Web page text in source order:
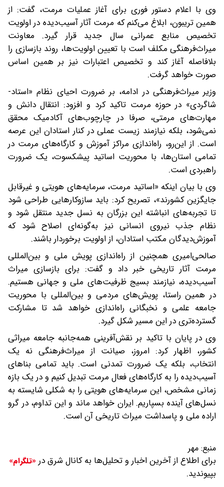
وی با اعلام دستور فوری برای آغاز عملیات مرمت، گفت: از
همین تریبون، ابلاغ می‌کنم که مرمت آثار آسیب‌دیده در اولویت
تخصیص منابع عمرانی سال جدید قرار گیرد. معاونت
میراث‌فرهنگی مکلف است با تعیین اولویت‌ها، روند بازسازی را
بلافاصله آغاز کند و تخصیص اعتبارات نیز بر همین اساس
صورت خواهد گرفت.
وزیر میراث‌فرهنگی در ادامه، بر ضرورت احیای نظام «استاد-
شاگردی» در حوزه مرمت تاکید کرد و افزود: انتقال دانش و
مهارت‌های مرمتی، صرفا در چارچوب‌های آکادمیک محقق
نمی‌شود، بلکه نیازمند زیست عملی در کنار استادان این عرصه
است. از این‌رو، راه‌اندازی مراکز آموزش و کارگاه‌های مرمت در
تمامی استان‌ها، با محوریت اساتید پیشکسوت، یک ضرورت
راهبردی است.
وی با بیان اینکه «اساتید مرمت، سرمایه‌های هویتی و غیرقابل
جایگزین کشورند»، تصریح کرد: باید سازوکارهایی طراحی شود
تا تجربه‌های انباشته این بزرگان به نسل جدید منتقل شود و
نظام جذب نیروی انسانی نیز به‌گونه‌ای اصلاح شود که
آموزش‌دیدگان مکتب استادان، از اولویت برخوردار باشند.
صالحی‌امیری همچنین از راه‌اندازی پویش ملی و بین‌المللی
مرمت آثار تاریخی خبر داد و گفت: برای بازسازی میراث
آسیب‌دیده، نیازمند بسیج ظرفیت‌های ملی و جهانی هستیم.
در همین راستا، پویش‌های مردمی و بین‌المللی با محوریت
جامعه علمی و نخبگانی راه‌اندازی خواهد شد تا مشارکت
گسترده‌تری در این مسیر شکل گیرد.
وی در پایان با تاکید بر نقش‌آفرینی همه‌جانبه جامعه میراثی
کشور، اظهار کرد: امروز، صیانت از میراث‌فرهنگی نه یک
انتخاب، بلکه یک ضرورت تمدنی است. باید تمامی بناهای
آسیب‌دیده را به کارگاه‌های فعال مرمت تبدیل کنیم و در یک بازه
زمانی مشخص، این سرمایه‌های هویتی را به شکلی شایسته به
نسل‌های آینده بسپاریم. ایران خواهد ماند و این تداوم، در گرو
اراده ملی و پاسداشت میراث تاریخی آن است.
منبع: مهر
برای اطلاع از آخرین اخبار و تحلیل‌ها به کانال شرق در «تلگرام»
بپیوندید.